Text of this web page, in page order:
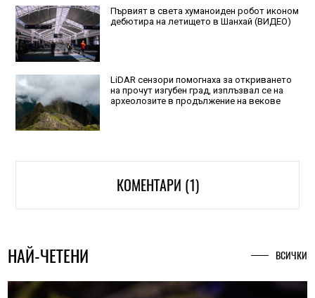
Първият в света хуманоиден робот иконом
дебютира на летището в Шанхай (ВИДЕО)
LiDAR сензори помогнаха за откриването
на прочут изгубен град, изплъзвал се на
археолозите в продължение на векове
КОМЕНТАРИ (1)
НАЙ-ЧЕТЕНИ ВСИЧКИ